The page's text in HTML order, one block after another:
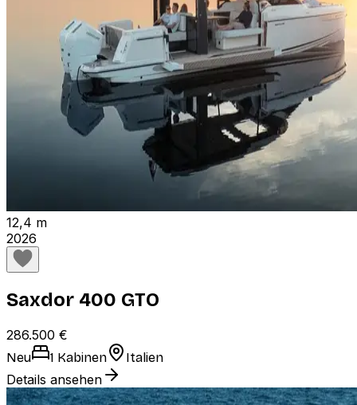
12,4 m
2026
Saxdor 400 GTO
286.500 €
Neu 1 Kabinen Italien
Details ansehen